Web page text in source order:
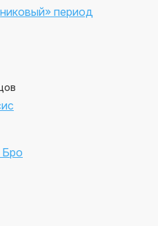
период
Бро